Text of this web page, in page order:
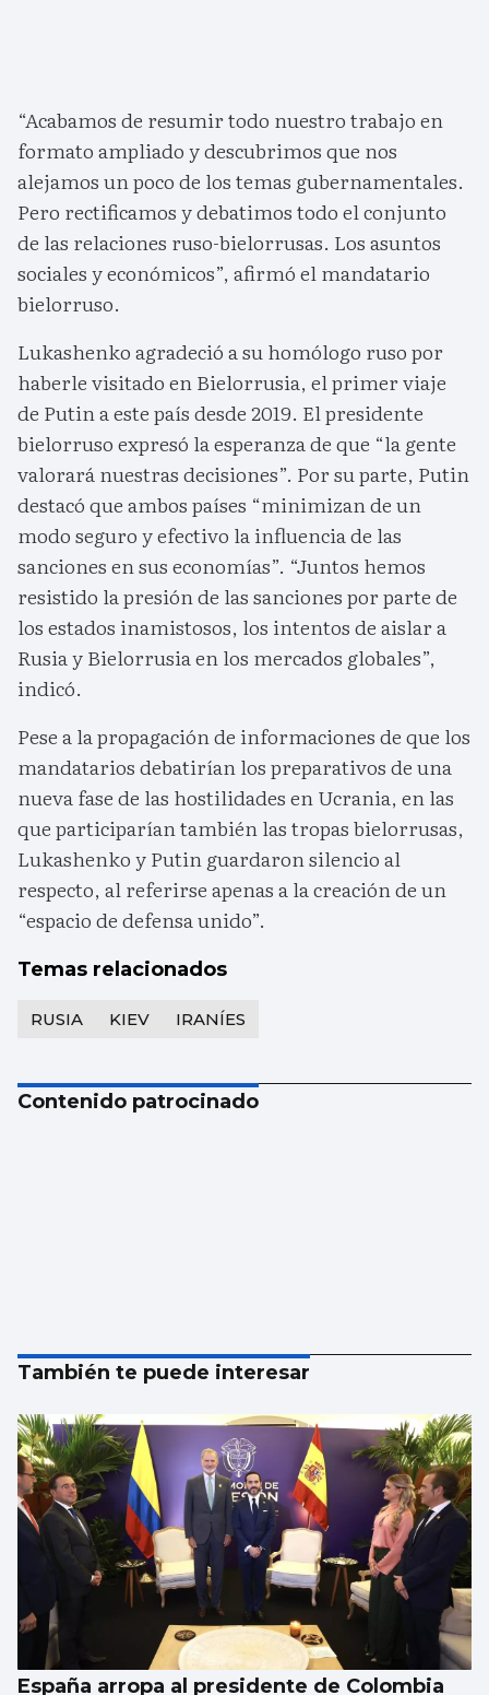
“Acabamos de resumir todo nuestro trabajo en
formato ampliado y descubrimos que nos
alejamos un poco de los temas gubernamentales.
Pero rectificamos y debatimos todo el conjunto
de las relaciones ruso-bielorrusas. Los asuntos
sociales y económicos”, afirmó el mandatario
bielorruso.
Lukashenko agradeció a su homólogo ruso por
haberle visitado en Bielorrusia, el primer viaje
de Putin a este país desde 2019. El presidente
bielorruso expresó la esperanza de que “la gente
valorará nuestras decisiones”. Por su parte, Putin
destacó que ambos países “minimizan de un
modo seguro y efectivo la influencia de las
sanciones en sus economías”. “Juntos hemos
resistido la presión de las sanciones por parte de
los estados inamistosos, los intentos de aislar a
Rusia y Bielorrusia en los mercados globales”,
indicó.
Pese a la propagación de informaciones de que los
mandatarios debatirían los preparativos de una
nueva fase de las hostilidades en Ucrania, en las
que participarían también las tropas bielorrusas,
Lukashenko y Putin guardaron silencio al
respecto, al referirse apenas a la creación de un
“espacio de defensa unido”.
Temas relacionados
RUSIA KIEV IRANÍES
Contenido patrocinado
También te puede interesar
España arropa al presidente de Colombia